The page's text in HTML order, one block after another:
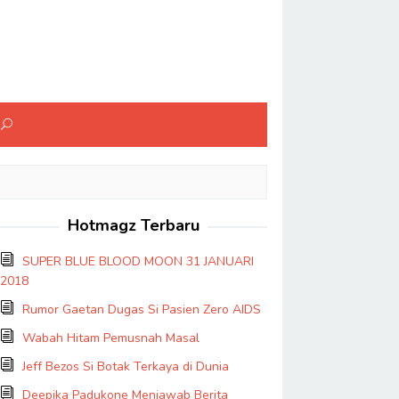
Hotmagz Terbaru
SUPER BLUE BLOOD MOON 31 JANUARI
2018
Rumor Gaetan Dugas Si Pasien Zero AIDS
Wabah Hitam Pemusnah Masal
Jeff Bezos Si Botak Terkaya di Dunia
Deepika Padukone Menjawab Berita